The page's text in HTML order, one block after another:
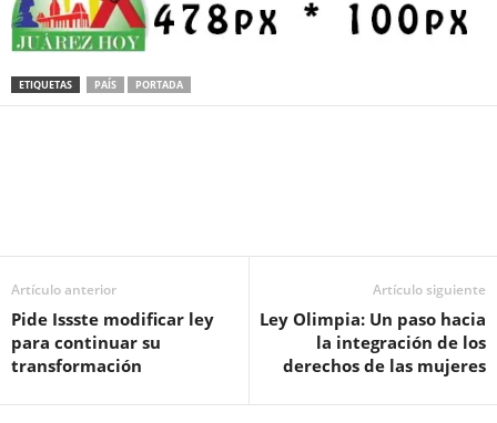
ETIQUETAS PAÍS PORTADA
Artículo anterior
Pide Issste modificar ley
para continuar su
transformación
Artículo siguiente
Ley Olimpia: Un paso hacia
la integración de los
derechos de las mujeres